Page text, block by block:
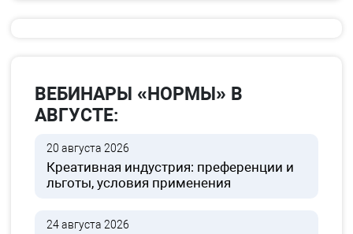
ВЕБИНАРЫ «НОРМЫ» В
АВГУСТЕ:
20 августа 2026
Креативная индустрия: преференции и
льготы, условия применения
24 августа 2026